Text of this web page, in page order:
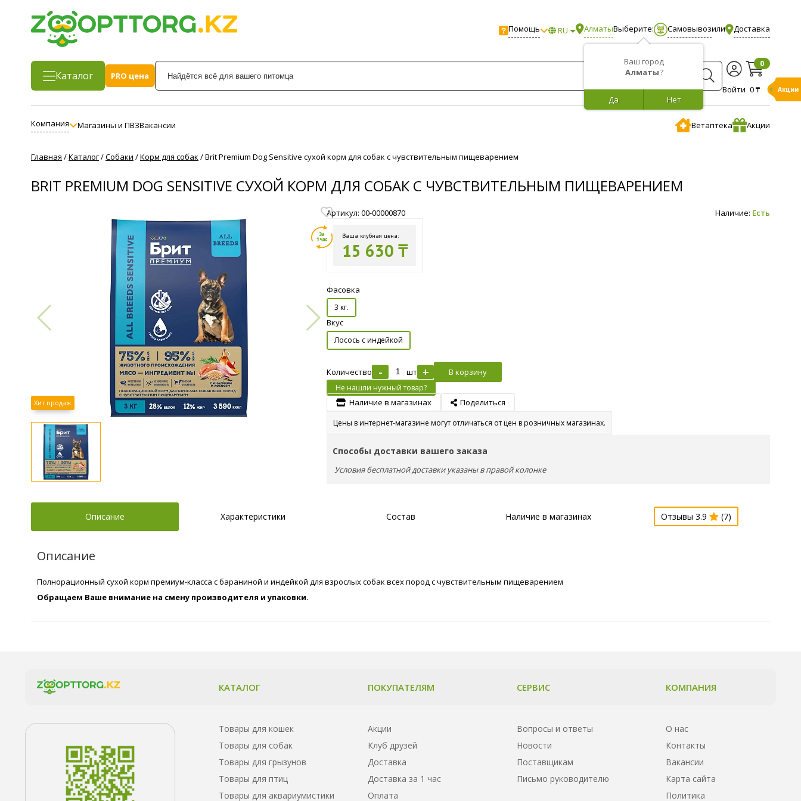
Помощь RU Алматы
Ваш город
Алматы?
Нет
Да
Выберите: Самовывозили Доставка
Каталог
PRO цена
Войти
0
0 ₸
Компания Магазины и ПВЗВакансии Ветаптека Акции
Главная /Каталог/Собаки /Корм для собак /Brit Premium Dog Sensitive сухой корм для собак с чувствительным пищеварением
BRIT PREMIUM DOG SENSITIVE СУХОЙ КОРМ ДЛЯ СОБАК С ЧУВСТВИТЕЛЬНЫМ ПИЩЕВАРЕНИЕМ
Хит продаж
Артикул: 00-00000870 Наличие: Есть
Ваша клубная цена:
15 630 ₸
Фасовка
3 кг.
Вкус
Лосось с индейкой
Количество - шт + В корзину
Не нашли нужный товар?
Наличие в магазинах Поделиться
Цены в интернет-магазине могут отличаться от цен в розничных магазинах.
Способы доставки вашего заказа
Условия бесплатной доставки указаны в правой колонке
Описание Характеристики Состав Наличие в магазинах Отзывы 3.9 (7)
Описание
Полнорационный сухой корм премиум-класса с бараниной и индейкой для взрослых собак всех пород с чувствительным пищеварением
Обращаем Ваше внимание на смену производителя и упаковки.
КАТАЛОГ
Товары для кошек
Товары для собак
Товары для грызунов
Товары для птиц
Товары для аквариумистики
ПОКУПАТЕЛЯМ
Акции
Клуб друзей
Доставка
Доставка за 1 час
Оплата
СЕРВИС
Вопросы и ответы
Новости
Поставщикам
Письмо руководителю
КОМПАНИЯ
О нас
Контакты
Вакансии
Карта сайта
Политика
Акции